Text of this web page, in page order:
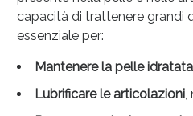
capacità di trattenere grandi
essenziale per:
Mantenere la pelle idratata
Lubrificare le articolazioni,
Benessere Intestinale:
oggi!